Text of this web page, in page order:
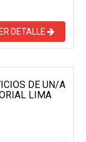
DETALLE
DE UN/A
LIMA